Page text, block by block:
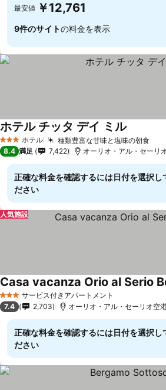
最安値 ￥12,761
9件のサイトの料金を表示
3 ホテルのランク
ホテル 種類豊富な甘味と塩味の朝食
ホテル チッタ デイ ミル
8.4 満足 7,422 オーリオ・アル・セーリ
正確な料金を確認するには日付を選択し
ださい
人気施設
3 ホテルのランク
サービス付きアパートメント
Casa vacanza Orio al Serio
7.4 2,703 オーリオ・アル・セーリオ空
正確な料金を確認するには日付を選択し
ださい